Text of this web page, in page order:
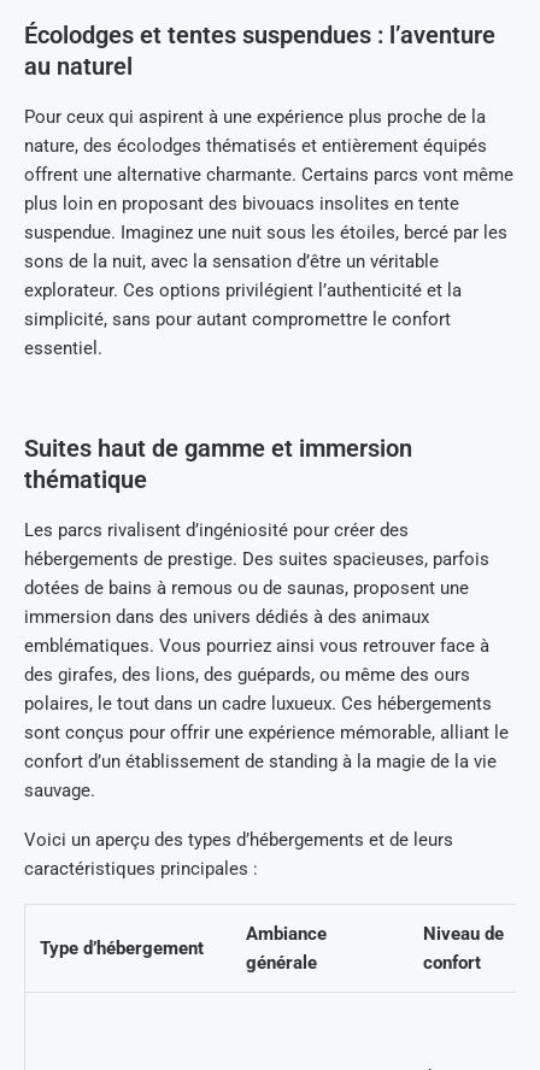
Écolodges et tentes suspendues : l’aventure
au naturel
Pour ceux qui aspirent à une expérience plus proche de la
nature, des écolodges thématisés et entièrement équipés
offrent une alternative charmante. Certains parcs vont même
plus loin en proposant des bivouacs insolites en tente
suspendue. Imaginez une nuit sous les étoiles, bercé par les
sons de la nuit, avec la sensation d’être un véritable
explorateur. Ces options privilégient l’authenticité et la
simplicité, sans pour autant compromettre le confort
essentiel.
Suites haut de gamme et immersion
thématique
Les parcs rivalisent d’ingéniosité pour créer des
hébergements de prestige. Des suites spacieuses, parfois
dotées de bains à remous ou de saunas, proposent une
immersion dans des univers dédiés à des animaux
emblématiques. Vous pourriez ainsi vous retrouver face à
des girafes, des lions, des guépards, ou même des ours
polaires, le tout dans un cadre luxueux. Ces hébergements
sont conçus pour offrir une expérience mémorable, alliant le
confort d’un établissement de standing à la magie de la vie
sauvage.
Voici un aperçu des types d’hébergements et de leurs
caractéristiques principales :
Type d’hébergement
Ambiance
générale
Niveau de
confort